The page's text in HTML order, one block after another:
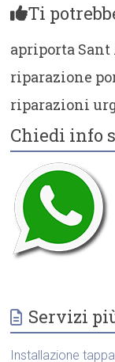
Ti
apriporta
riparazione
riparazioni
Chiedi info
Servizi
Installazione